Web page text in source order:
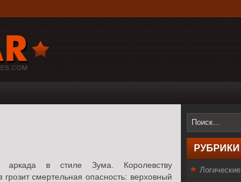
аркада в стиле Зума. Королевству
смертельная опасность: верховный
РУБРИКИ
Логические